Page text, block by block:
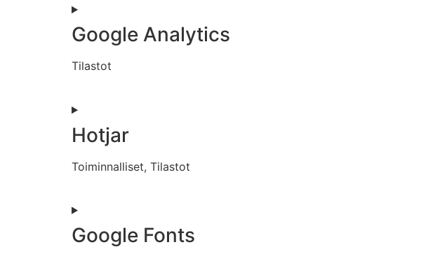
Google Analytics
Tilastot
Hotjar
Toiminnalliset, Tilastot
Google Fonts